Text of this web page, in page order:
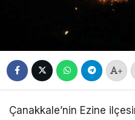
+
Çanakkale’nin Ezine